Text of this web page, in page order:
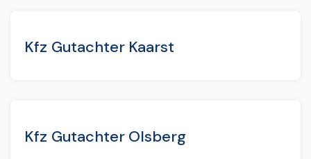
Kfz Gutachter Kaarst
Kfz Gutachter Olsberg